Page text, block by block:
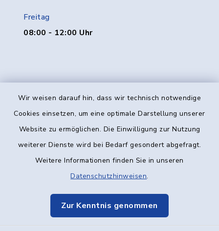
Wir weisen darauf hin, dass wir technisch notwendige
Cookies einsetzen, um eine optimale Darstellung unserer
Website zu ermöglichen. Die Einwilligung zur Nutzung
weiterer Dienste wird bei Bedarf gesondert abgefragt.
Weitere Informationen finden Sie in unseren
Datenschutzhinweisen.
Zur Kenntnis genommen
Freitag
08:00 - 12:00 Uhr
Kontakt
Datenschutz
Elektronische Kommunikation